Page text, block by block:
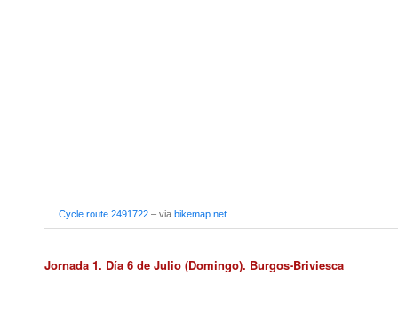
Cycle route 2491722 – via bikemap.net
Jornada 1. Día 6 de Julio (Domingo). Burgos-Briviesca